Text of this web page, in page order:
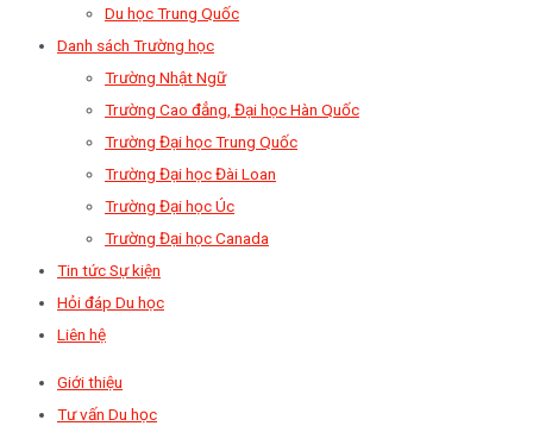
Du học Trung Quốc
Danh sách Trường học
Trường Nhật Ngữ
Trường Cao đẳng, Đại học Hàn Quốc
Trường Đại học Trung Quốc
Trường Đại học Đài Loan
Trường Đại học Úc
Trường Đại học Canada
Tin tức Sự kiện
Hỏi đáp Du học
Liên hệ
Giới thiệu
Tư vấn Du học